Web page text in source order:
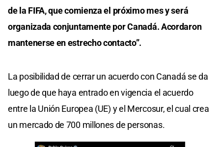
de la FIFA, que comienza el próximo mes y será
organizada conjuntamente por Canadá. Acordaron
mantenerse en estrecho contacto”.
La posibilidad de cerrar un acuerdo con Canadá se da
luego de que haya entrado en vigencia el acuerdo
entre la Unión Europea (UE) y el Mercosur, el cual crea
un mercado de 700 millones de personas.